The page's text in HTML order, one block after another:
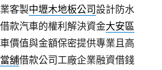
客製中壢木地板公司設計防水
款汽車的權利解決資金大安區
價值與金額保密提供專業且高
舖借款公司工廠企業融資借錢